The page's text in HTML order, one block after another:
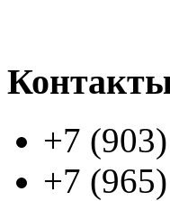
+7
+7